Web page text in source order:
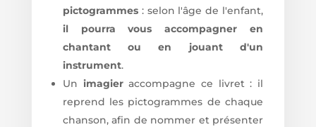
pictogrammes: selon l'âge de l'enfant,
il pourra vous accompagner en
chantant ou en jouant d'un
instrument.
Un imagieraccompagne ce livret : il
reprend les pictogrammes de chaque
chanson, afin de nommer et présenter